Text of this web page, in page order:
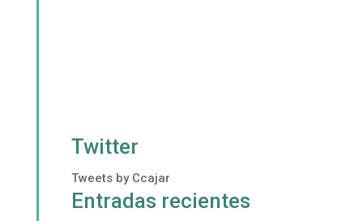
Twitter
Tweets by Ccajar
Entradas recientes